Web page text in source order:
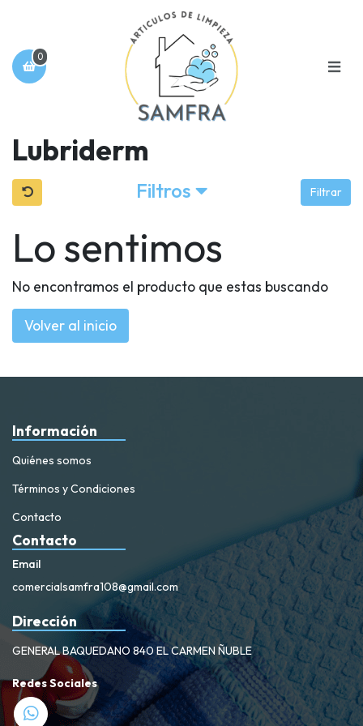
0
Lubriderm
Filtros Filtrar
Lo sentimos
No encontramos el producto que estas buscando
Volver al inicio
Información
Quiénes somos
Términos y Condiciones
Contacto
Contacto
Email
comercialsamfra108@gmail.com
Dirección
GENERAL BAQUEDANO 840 EL CARMEN ÑUBLE
Redes Sociales